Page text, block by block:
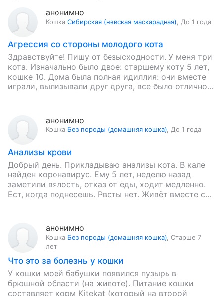
анонимно
Кошка Сибирская (невская маскарадная) До 1 года
Агрессия со стороны молодого кота
Здравствуйте! Пишу от безысходности. У меня три
кота. Изначально было двое: старшему коту 5 лет,
кошке 10. Дома была полная идиллия: они вместе
играли, вылизывали друг друга, все было отлично.
анонимно
Кошка Без породы (домашняя кошка) До 1 года
Анализы крови
Добрый день. Прикладываю анализы кота. В кале
найден коронавирус. Ему 5 лет, неделю назад
заметили вялость, отказ от еды, ходит медленно.
Ест, когда поднесешь. Рвоты нет. Живёт вместе с
анонимно
Кошка Без породы (домашняя кошка)
Старше 7
лет
Что это за болезнь у кошки
У кошки моей бабушки появился пузырь в
брюшной области (на животе). Питание кошки
составляет корм Kitekat (который на второй